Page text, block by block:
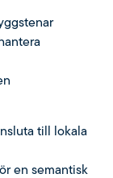
till lokala
en semantisk